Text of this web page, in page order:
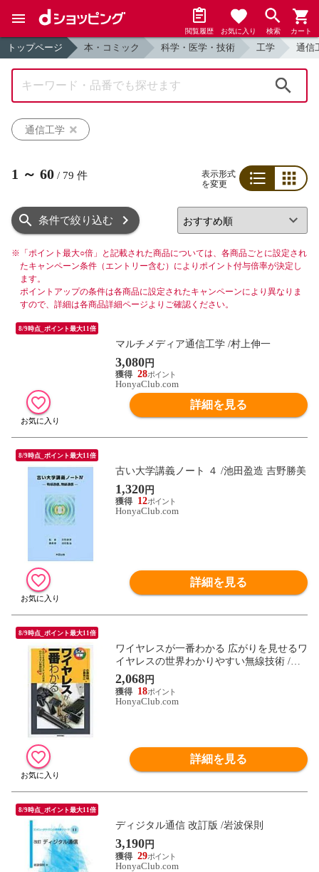
閲覧履歴 お気に入り 検索 カート
トップページ 本・コミック 科学・医学・技術 工学 通信
通信工学
1 ～ 60 / 79 件
表示形式
を変更
条件で絞り込む
※ 「ポイント最大○倍」と記載された商品については、各商品ごとに設定され
たキャンペーン条件（エントリー含む）によりポイント付与倍率が決定し
ます。
ポイントアップの条件は各商品に設定されたキャンペーンにより異なりま
すので、詳細は各商品詳細ページよりご確認ください。
8/9時点_ポイント最大11倍
マルチメディア通信工学 /村上伸一
3,080円
28
HonyaClub.com
詳細を見る
8/9時点_ポイント最大11倍
古い大学講義ノート ４ /池田盈造 吉野勝美
1,320円
12
HonyaClub.com
詳細を見る
8/9時点_ポイント最大11倍
ワイヤレスが一番わかる 広がりを見せるワ
イヤレスの世界わかりやすい無線技術 /小
暮裕明 小暮芳江
2,068円
18
HonyaClub.com
詳細を見る
8/9時点_ポイント最大11倍
ディジタル通信 改訂版 /岩波保則
3,190円
29
HonyaClub.com